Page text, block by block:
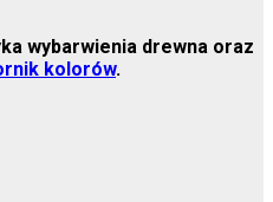
wybarwienia drewna oraz
kolorów.